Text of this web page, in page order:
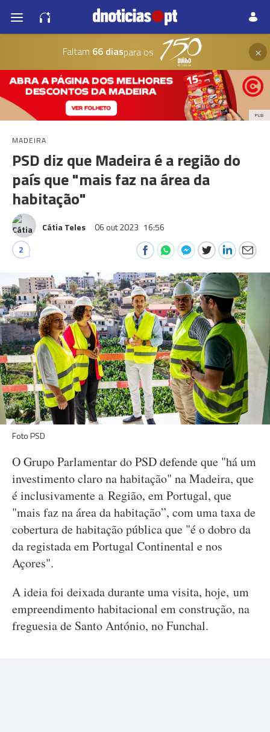
Faltam 66 diaspara os ×
PUB
MADEIRA
PSD diz que Madeira é a região do
país que "mais faz na área da
habitação"
Cátia Teles 06 out 2023 16:56
2
Foto PSD
O Grupo Parlamentar do PSD defende que "há um
investimento claro na habitação" na Madeira, que
é inclusivamente a Região, em Portugal, que
"mais faz na área da habitação”, com uma taxa de
cobertura de habitação pública que "é o dobro da
da registada em Portugal Continental e nos
Açores".
A ideia foi deixada durante uma visita, hoje, um
empreendimento habitacional em construção, na
freguesia de Santo António, no Funchal.